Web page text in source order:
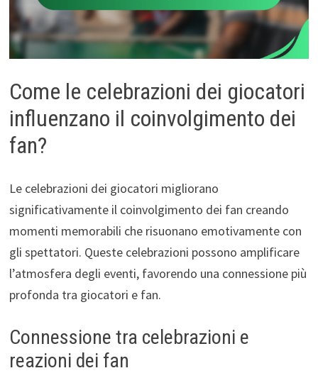
Come le celebrazioni dei giocatori
influenzano il coinvolgimento dei
fan?
Le celebrazioni dei giocatori migliorano
significativamente il coinvolgimento dei fan creando
momenti memorabili che risuonano emotivamente con
gli spettatori. Queste celebrazioni possono amplificare
l’atmosfera degli eventi, favorendo una connessione più
profonda tra giocatori e fan.
Connessione tra celebrazioni e
reazioni dei fan